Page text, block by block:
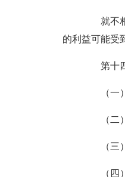
就不相
的利益可能受
第十四
（一）
（二）
（三）
（四）